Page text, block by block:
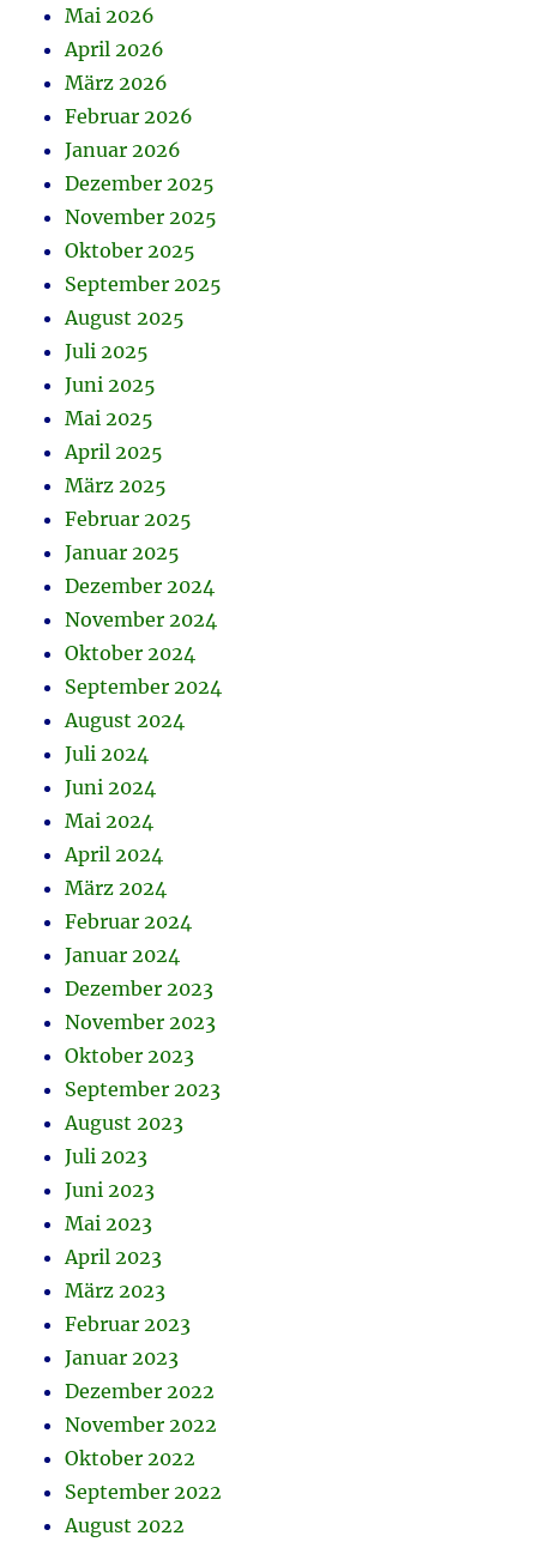
Mai 2026
April 2026
März 2026
Februar 2026
Januar 2026
Dezember 2025
November 2025
Oktober 2025
September 2025
August 2025
Juli 2025
Juni 2025
Mai 2025
April 2025
März 2025
Februar 2025
Januar 2025
Dezember 2024
November 2024
Oktober 2024
September 2024
August 2024
Juli 2024
Juni 2024
Mai 2024
April 2024
März 2024
Februar 2024
Januar 2024
Dezember 2023
November 2023
Oktober 2023
September 2023
August 2023
Juli 2023
Juni 2023
Mai 2023
April 2023
März 2023
Februar 2023
Januar 2023
Dezember 2022
November 2022
Oktober 2022
September 2022
August 2022